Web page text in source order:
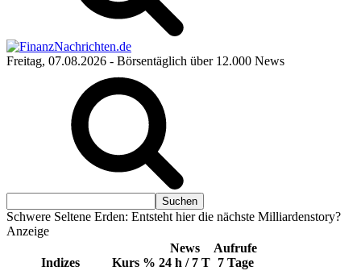
Freitag, 07.08.2026 - Börsentäglich über 12.000 News
Schwere Seltene Erden: Entsteht hier die nächste Milliardenstory?
Anzeige
Indizes Kurs %
News
24 h / 7 T
Aufrufe
7 Tage